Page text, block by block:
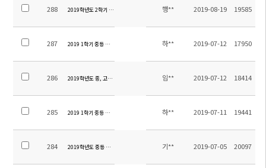
288 2019학년도 2학기 스쿨버스 운영 변경 안내 및 탑승명단 공개（2019.08.19기준)
행** 2019-08-19 19585
287 2019 1학기 중등 현장체험학습 만족도 조사 결과 안내
하** 2019-07-12 17950
286 2019학년도 중, 고등부 2학기 영어 레벨 및 교재안내
임** 2019-07-12 18414
285 2019 1학기 중등 현장체험학습 정산안내 하** 2019-07-11 19441
284 2019학년도 중등 교과서 목록 기** 2019-07-05 20097